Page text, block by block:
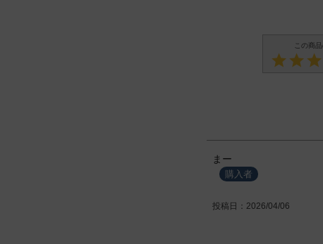
まー
購入者
投稿日
2026/04/06